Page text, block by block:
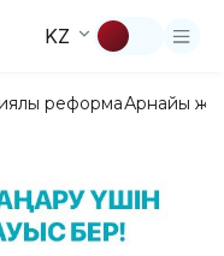
KZ
реформаАрнайы